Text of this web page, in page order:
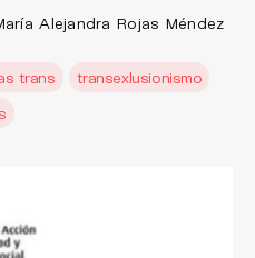
Alejandra Rojas Méndez
trans
transexlusionismo